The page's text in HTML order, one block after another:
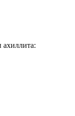
ахиллита: